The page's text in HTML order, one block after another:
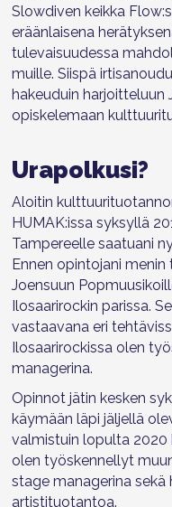
Slowdiven keikka
eräänlaisena
tulevaisuudessa
muille. Siispä
hakeuduin harjoitteluun
opiskelemaan
Urapolkusi?
Aloitin
HUMAK:issa syksyllä
Tampereelle saatuani
Ennen opintojani
Joensuun
Ilosaarirockin parissa.
vastaavana eri
Ilosaarirockissa olen
managerina.
Opinnot jätin kesken
käymään läpi jäljellä
valmistuin lopulta 2020
olen työskennellyt
stage managerina
artistituotantoa.